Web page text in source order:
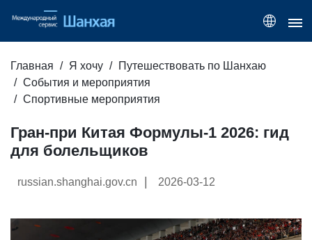
Главная Я хочу
Путешествовать по Шанхаю
События и мероприятия
Спортивные мероприятия
Гран-при Китая Формулы-1 2026: гид
для болельщиков
russian.shanghai.gov.cn 2026-03-12